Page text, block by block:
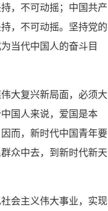
，不可动摇；中国共产
，不可动摇。坚持党的
当代中国人的奋斗目
大复兴新局面，必须大
国人来说，爱国是本
而，新时代中国青年要
众中去，到新时代新天
会主义伟大事业，实现